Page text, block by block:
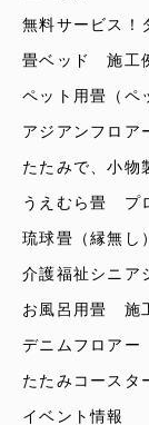
無料サービス！
畳ベッド 施工
ペット用畳（ペ
アジアンフロ
たたみで、小物
うえむら畳 プ
琉球畳（縁無し
介護福祉シニア
お風呂用畳 施
デニムフロアー
たたみコースタ
イベント情報